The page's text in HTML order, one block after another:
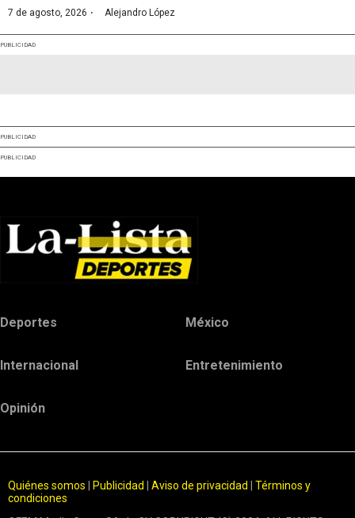
7 de agosto, 2026 · Alejandro López
PUBLICIDAD
PUBLICIDAD
PUBLICIDAD
Deportes México
Internacional Entretenimiento
Opinión
Quiénes somos Publicidad Aviso de privacidad
Términos y
condiciones